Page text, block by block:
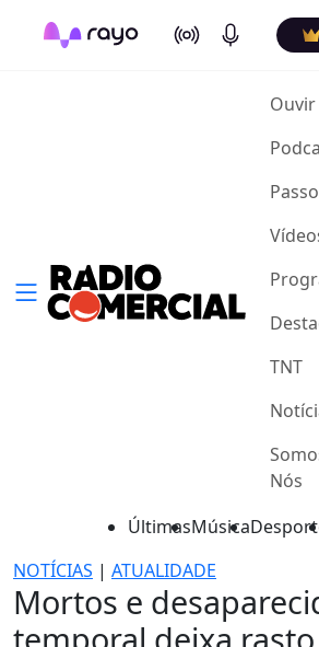
On Air Podcasts
Ouvir
TNT
Nós
ÚltimasMúsica
NOTÍCIAS | ATUALIDADE
Mortos e